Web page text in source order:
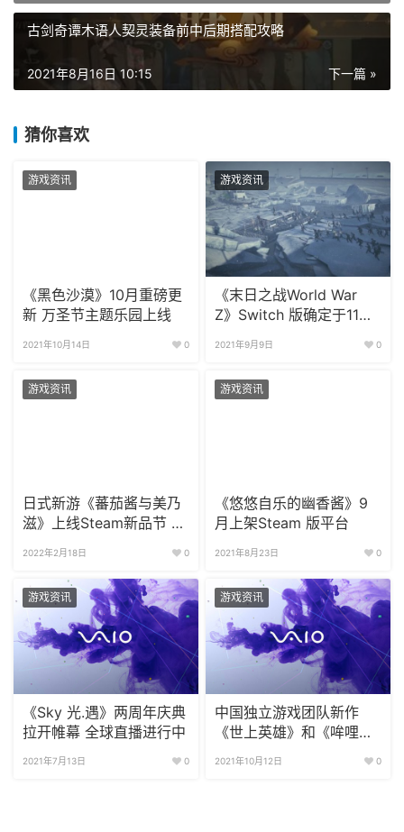
古剑奇谭木语人契灵装备前中后期搭配攻略
下一篇 »
2021年8月16日 10:15
猜你喜欢
游戏资讯
《黑色沙漠》10月重磅更
新 万圣节主题乐园上线
2021年10月14日 0
游戏资讯
《末日之战World War
Z》Switch 版确定于11月
2021年9月9日 0
游戏资讯
日式新游《蕃茄酱与美乃
滋》上线Steam新品节 试
2022年2月18日 0
游戏资讯
《悠悠自乐的幽香酱》9
月上架Steam 版平台
2021年8月23日 0
游戏资讯
《Sky 光.遇》两周年庆典
拉开帷幕 全球直播进行中
2021年7月13日 0
游戏资讯
中国独立游戏团队新作
《世上英雄》和《哞哩的
2021年10月12日 0